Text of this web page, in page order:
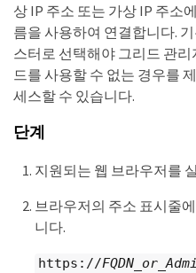
상 IP 주소 또는 가상 IP 주소
름을 사용하여 연결합니다.
스터로 선택해야 그리드 관
드를 사용할 수 없는 경우를
세스할 수 있습니다.
단계
지원되는 웹 브라우저를
브라우저의 주소 표시줄
니다.
https://